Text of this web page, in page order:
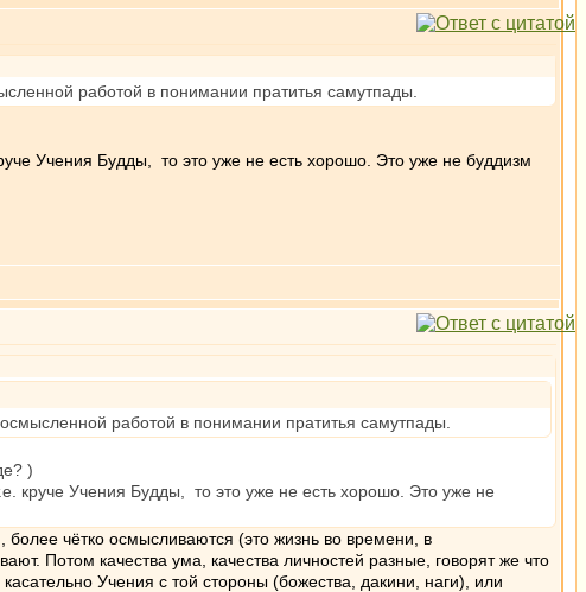
работой в понимании пратитья самутпады.
Учения Будды, то это уже не есть хорошо. Это уже не буддизм
работой в понимании пратитья самутпады.
)
круче Учения Будды, то это уже не есть хорошо. Это уже не
чётко осмысливаются (это жизнь во времени, в
Потом качества ума, качества личностей разные, говорят же что
Учения с той стороны (божества, дакини, наги), или